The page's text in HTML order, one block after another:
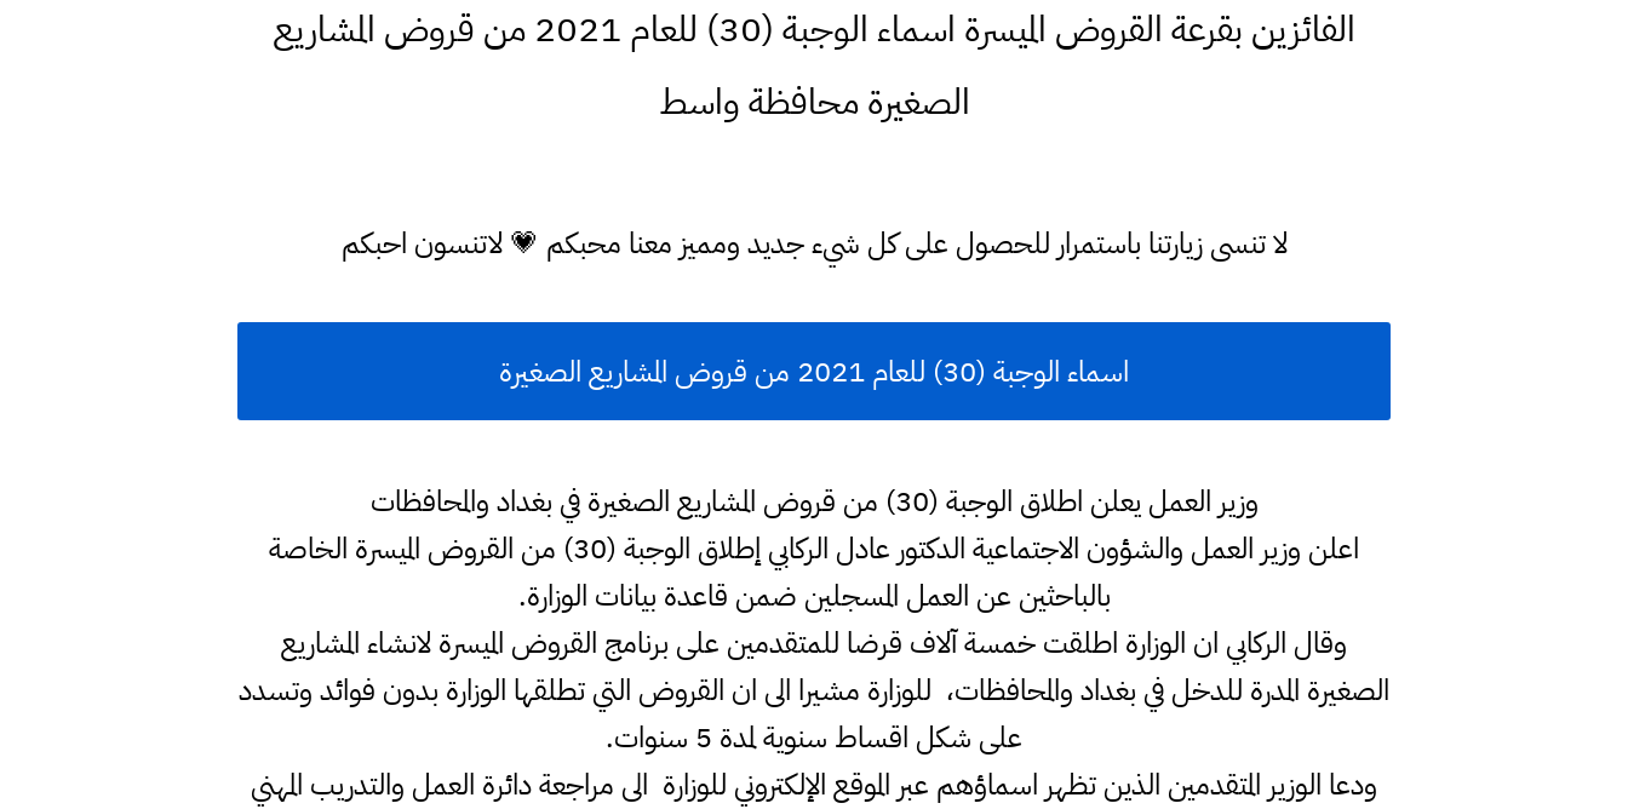
الفائزين بقرعة القروض الميسرة اسماء الوجبة (30) للعام 2021 من قروض المشاريع
الصغيرة محافظة واسط
لا تنسى زيارتنا باستمرار للحصول على كل شيء جديد ومميز معنا محبكم 💗 لاتنسون احبكم
اسماء الوجبة (30) للعام 2021 من قروض المشاريع الصغيرة
وزير العمل يعلن اطلاق الوجبة (30) من قروض المشاريع الصغيرة في بغداد والمحافظات
اعلن وزير العمل والشؤون الاجتماعية الدكتور عادل الركابي إطلاق الوجبة (30) من القروض الميسرة الخاصة
بالباحثين عن العمل المسجلين ضمن قاعدة بيانات الوزارة.
وقال الركابي ان الوزارة اطلقت خمسة آلاف قرضا للمتقدمين على برنامج القروض الميسرة لانشاء المشاريع
الصغيرة المدرة للدخل في بغداد والمحافظات، للوزارة مشيرا الى ان القروض التي تطلقها الوزارة بدون فوائد وتسدد
على شكل اقساط سنوية لمدة 5 سنوات.
ودعا الوزير المتقدمين الذين تظهر اسماؤهم عبر الموقع الإلكتروني للوزارة الى مراجعة دائرة العمل والتدريب المهني